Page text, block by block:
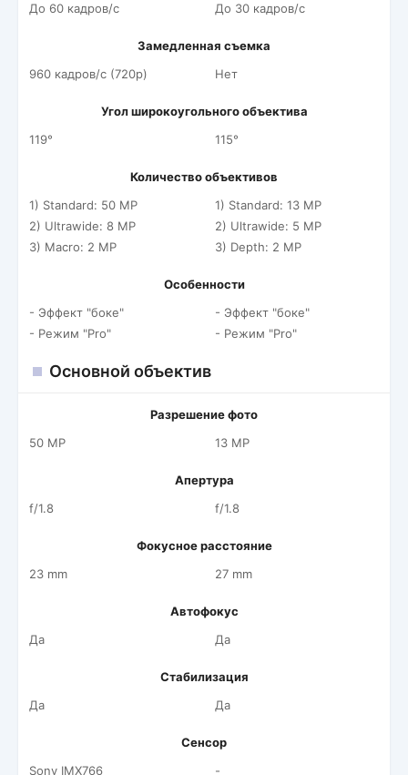
До 60 кадров/c
До 30 кадров/c
Замедленная съемка
960 кадров/c (720p)
Нет
Угол широкоугольного объектива
119°
115°
Количество объективов
1) Standard: 50 MP
2) Ultrawide: 8 MP
3) Macro: 2 MP
1) Standard: 13 MP
2) Ultrawide: 5 MP
3) Depth: 2 MP
Особенности
- Эффект "боке"
- Режим "Pro"
- Эффект "боке"
- Режим "Pro"
Основной объектив
Разрешение фото
50 MP
13 MP
Апертура
f/1.8
f/1.8
Фокусное расстояние
23 mm
27 mm
Автофокус
Да
Да
Стабилизация
Да
Да
Сенсор
Sony IMX766
-